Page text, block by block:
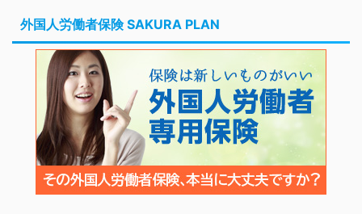
外国人労働者保険 SAKURA PLAN